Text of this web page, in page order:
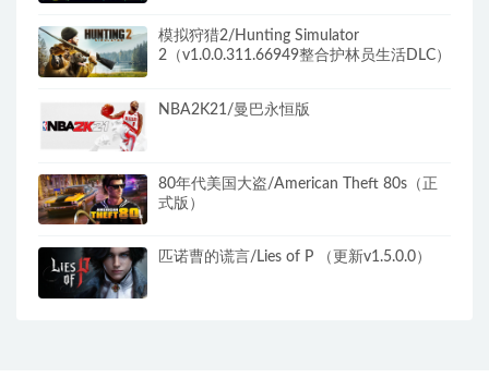
模拟狩猎2/Hunting Simulator
2（v1.0.0.311.66949整合护林员生活DLC）
NBA2K21/曼巴永恒版
80年代美国大盗/American Theft 80s（正
式版）
匹诺曹的谎言/Lies of P （更新v1.5.0.0）